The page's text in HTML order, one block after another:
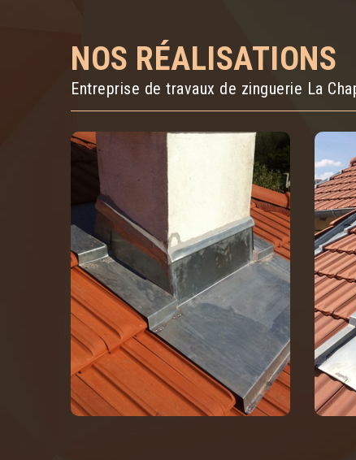
NOS RÉALISATIONS
Entreprise de travaux de zinguerie La